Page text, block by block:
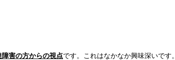
障害の方からの視点です。これはなかなか興味深いです。